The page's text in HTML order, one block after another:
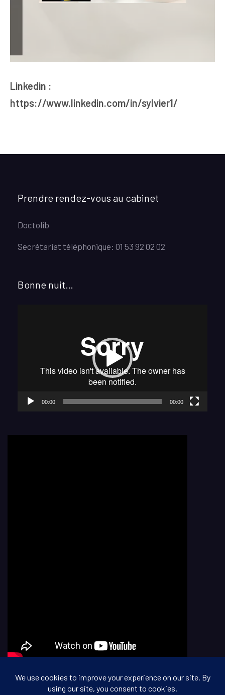
Linkedin :
https://www.linkedin.com/in/sylvier1/
Prendre rendez-vous au cabinet
Doctolib
Secrétariat téléphonique: 01 53 92 02 02
Bonne nuit…
00:00 00:00